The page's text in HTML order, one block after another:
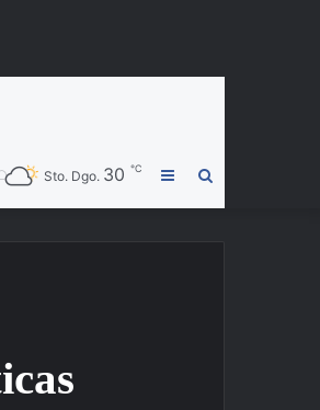
Barra
Sto. Dgo. 30 ℃